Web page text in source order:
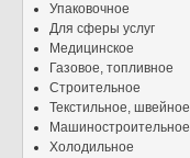
Упаковочное
Для сферы услуг
Медицинское
Газовое, топливное
Строительное
Текстильное, швейное
Машиностроительное
Холодильное